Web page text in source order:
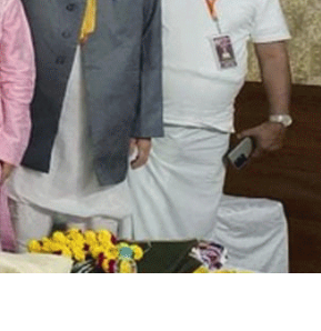
गे
श्व
रा
व
को
डॉ
सी
ता
कि